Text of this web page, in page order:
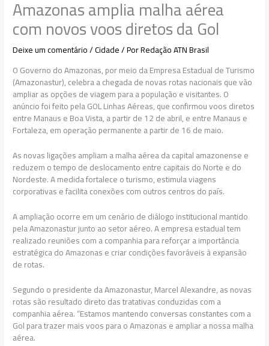
Amazonas amplia malha aérea
com novos voos diretos da Gol
Deixe um comentário/Cidade/ PorRedação ATN Brasil
O Governo do Amazonas, por meio da Empresa Estadual de Turismo
(Amazonastur), celebra a chegada de novas rotas nacionais que vão
ampliar as opções de viagem para a população e visitantes. O
anúncio foi feito pela GOL Linhas Aéreas, que confirmou voos diretos
entre Manaus e Boa Vista, a partir de 12 de abril, e entre Manaus e
Fortaleza, em operação permanente a partir de 16 de maio.
As novas ligações ampliam a malha aérea da capital amazonense e
reduzem o tempo de deslocamento entre capitais do Norte e do
Nordeste. A medida fortalece o turismo, estimula viagens
corporativas e facilita conexões com outros centros do país.
A ampliação ocorre em um cenário de diálogo institucional mantido
pela Amazonastur junto ao setor aéreo. A empresa estadual tem
realizado reuniões com a companhia para reforçar a importância
estratégica do Amazonas e criar condições favoráveis à expansão
de rotas.
Segundo o presidente da Amazonastur, Marcel Alexandre, as novas
rotas são resultado direto das tratativas conduzidas com a
companhia aérea. “Estamos mantendo conversas constantes com a
Gol para trazer mais voos para o Amazonas e ampliar a nossa malha
aérea.